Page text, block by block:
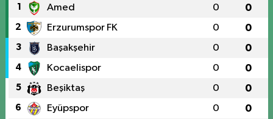
1 Amed 0 0
2 Erzurumspor FK 0 0
3 Başakşehir 0 0
4 Kocaelispor 0 0
5 Beşiktaş 0 0
6 Eyüpspor 0 0